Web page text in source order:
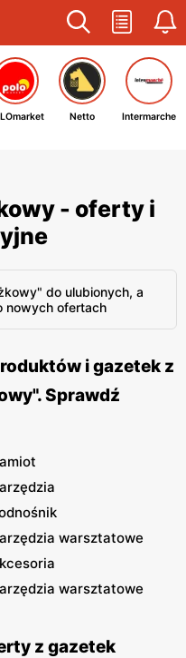
Netto Intermarche
- oferty i
do ulubionych, a
nowych ofertach
i gazetek z
Sprawdź
warsztatowe
warsztatowe
z gazetek